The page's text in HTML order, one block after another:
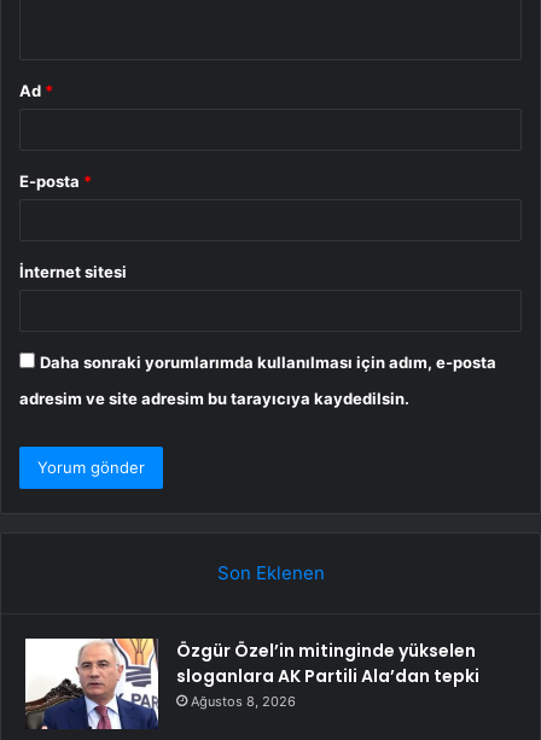
Ad *
E-posta *
İnternet sitesi
Daha sonraki yorumlarımda kullanılması için adım, e-posta
adresim ve site adresim bu tarayıcıya kaydedilsin.
Son Eklenen
Özgür Özel’in mitinginde yükselen
sloganlara AK Partili Ala’dan tepki
Ağustos 8, 2026